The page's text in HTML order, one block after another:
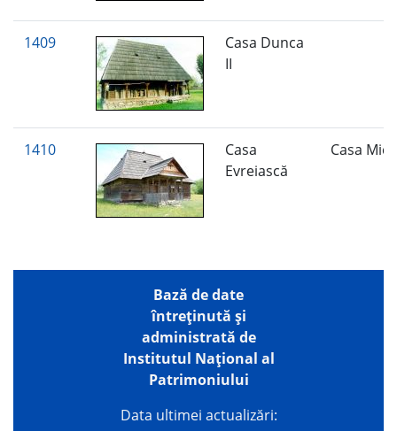
1409
Casa Dunca
II
1410
Casa
Evreiască
Casa
Bază de date
întreţinută şi
administrată de
Institutul Național al
Patrimoniului
Data ultimei actualizări: